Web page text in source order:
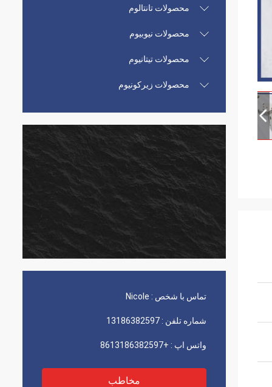
محصولات تانتالوم
محصولات نیوبیوم
محصولات تیتانیوم
محصولات زیرکونیوم
تماس با شخص : Nicole
شماره تلفن : 13186382597
واتس اپ : +8613186382597
مخاطب